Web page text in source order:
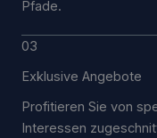
Pfade.
03
Exklusive Angebote
Profitieren Sie von
Interessen